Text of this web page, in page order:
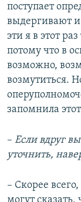
поступает
выдергивают
эти я в этот
потому что в
возможно,
возмутиться.
запомнила
– Если вдруг
уточнить,
– Скорее